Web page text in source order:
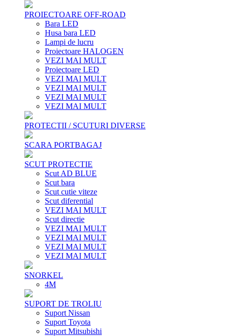
PROIECTOARE OFF-ROAD
Bara LED
Husa bara LED
Lampi de lucru
Proiectoare HALOGEN
VEZI MAI MULT
Proiectoare LED
VEZI MAI MULT
VEZI MAI MULT
VEZI MAI MULT
VEZI MAI MULT
PROTECTII / SCUTURI DIVERSE
SCARA PORTBAGAJ
SCUT PROTECTIE
Scut AD BLUE
Scut bara
Scut cutie viteze
Scut diferential
VEZI MAI MULT
Scut directie
VEZI MAI MULT
VEZI MAI MULT
VEZI MAI MULT
VEZI MAI MULT
SNORKEL
4M
SUPORT DE TROLIU
Suport Nissan
Suport Toyota
Suport Mitsubishi